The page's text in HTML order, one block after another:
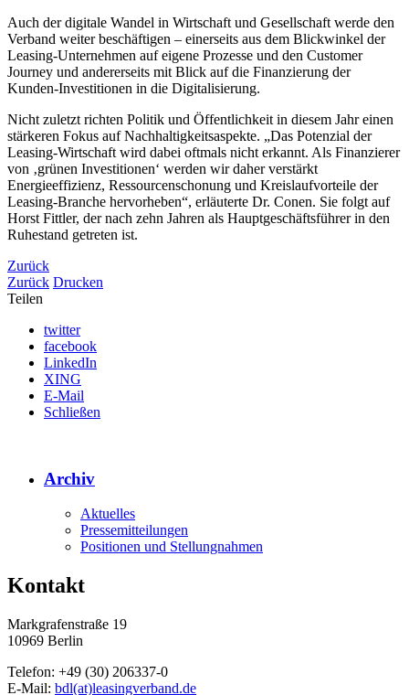
Auch der digitale Wandel in Wirtschaft und Gesellschaft werde den
Verband weiter beschäftigen – einerseits aus dem Blickwinkel der
Leasing-Unternehmen auf eigene Prozesse und den Customer
Journey und andererseits mit Blick auf die Finanzierung der
Kunden-Investitionen in die Digitalisierung.
Nicht zuletzt richten Politik und Öffentlichkeit in diesem Jahr einen
stärkeren Fokus auf Nachhaltigkeitsaspekte. „Das Potenzial der
Leasing-Wirtschaft wird dabei oftmals nicht erkannt. Als Finanzierer
von ‚grünen Investitionen‘ werden wir daher verstärkt
Energieeffizienz, Ressourcenschonung und Kreislaufvorteile der
Leasing-Branche hervorheben“, erläuterte Dr. Conen. Sie folgt auf
Horst Fittler, der nach zehn Jahren als Hauptgeschäftsführer in den
Ruhestand getreten ist.
Zurück
Zurück Drucken
Teilen
twitter
facebook
LinkedIn
XING
E-Mail
Schließen
Archiv
Aktuelles
Pressemitteilungen
Positionen und Stellungnahmen
Kontakt
Markgrafenstraße 19
10969 Berlin
Telefon: +49 (30) 206337-0
E-Mail: bdl(at)leasingverband.de